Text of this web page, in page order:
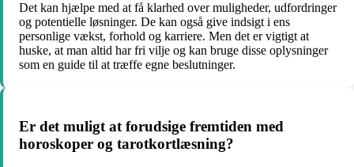
Det kan hjælpe med at få klarhed over muligheder, udfordringer
og potentielle løsninger. De kan også give indsigt i ens
personlige vækst, forhold og karriere. Men det er vigtigt at
huske, at man altid har fri vilje og kan bruge disse oplysninger
som en guide til at træffe egne beslutninger.
Er det muligt at forudsige fremtiden med
horoskoper og tarotkortlæsning?